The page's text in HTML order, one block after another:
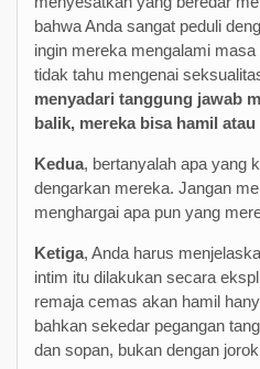
bahwa Anda sangat peduli
ingin mereka mengalami
tidak tahu mengenai
menyadari tanggung jawab
balik, mereka bisa hamil
Kedua, bertanyalah apa yang
dengarkan mereka. Jangan
menghargai apa pun yang
Ketiga, Anda harus
intim itu dilakukan secara
remaja cemas akan hamil
bahkan sekedar pegangan
dan sopan, bukan dengan